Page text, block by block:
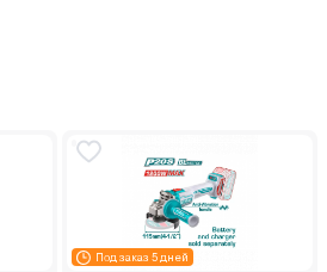
Под заказ 5 дней